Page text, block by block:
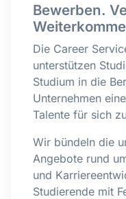
Bewerben.
Die Career
unterstützen
Studium in die
Unternehmen
Talente für sich
Wir bündeln die
Angebote rund
und
Studierende mit